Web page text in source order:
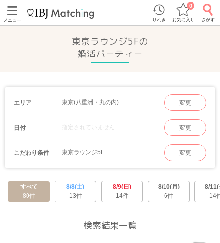
メニュー りれき お気に入り
0
さがす
東京ラウンジ5Fの
婚活パーティー
エリア 東京(八重洲・丸の内) 変更
日付 指定されていません 変更
こだわり条件 東京ラウンジ5F 変更
すべて
80件
8/8(土)
13件
8/9(日)
14件
8/10(月)
6件
8/11(
14
検索結果一覧